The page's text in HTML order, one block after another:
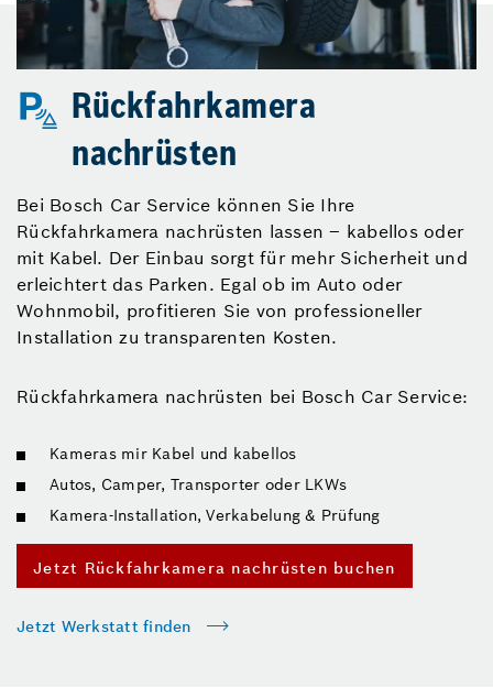
Rückfahrkamera
nachrüsten
Bei Bosch Car Service können Sie Ihre
Rückfahrkamera nachrüsten lassen – kabellos oder
mit Kabel. Der Einbau sorgt für mehr Sicherheit und
erleichtert das Parken. Egal ob im Auto oder
Wohnmobil, profitieren Sie von professioneller
Installation zu transparenten Kosten.
Rückfahrkamera nachrüsten bei Bosch Car Service:
Kameras mir Kabel und kabellos
Autos, Camper, Transporter oder LKWs
Kamera-Installation, Verkabelung & Prüfung
Jetzt Rückfahrkamera nachrüsten buchen
Jetzt Werkstatt finden